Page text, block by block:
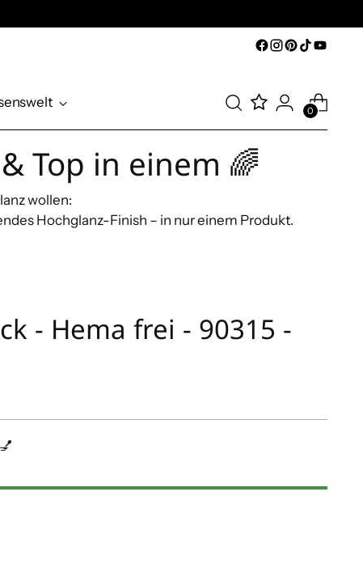
0
Top in einem 🌈
wollen:
Hochglanz-Finish – in nur einem Produkt.
- Hema frei - 90315 -